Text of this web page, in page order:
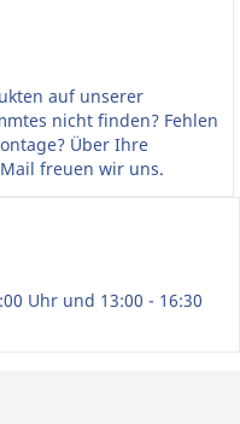
auf unserer
nicht finden? Fehlen
Über Ihre
freuen wir uns.
Uhr und 13:00 - 16:30